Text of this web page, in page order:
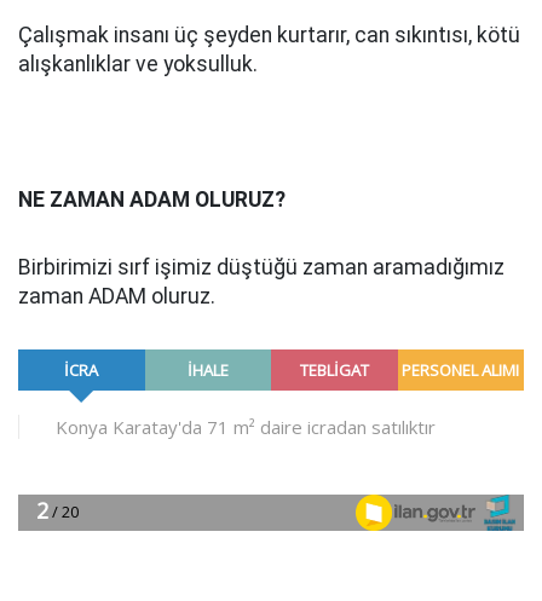
Çalışmak insanı üç şeyden kurtarır, can sıkıntısı, kötü
alışkanlıklar ve yoksulluk.
NE ZAMAN ADAM OLURUZ?
Birbirimizi sırf işimiz düştüğü zaman aramadığımız
zaman ADAM oluruz.